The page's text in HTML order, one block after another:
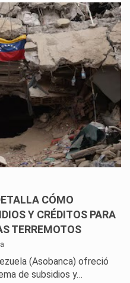
CÓMO
Y CRÉDITOS PARA
TERREMOTOS
(Asobanca) ofreció
de subsidios y…